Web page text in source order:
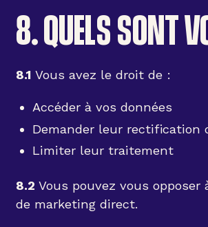
8. QUELS SONT
8.1 Vous avez le droit de :
Accéder à vos données
Demander leur rectification
Limiter leur traitement
8.2 Vous pouvez vous
de marketing direct.